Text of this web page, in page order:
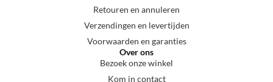
Retouren en annuleren
Verzendingen en levertijden
Voorwaarden en garanties
Over ons
Bezoek onze winkel
Kom in contact